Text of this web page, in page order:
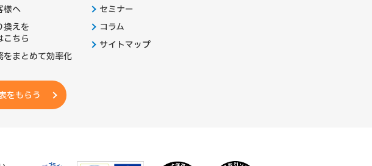
様へ
換えを
こちら
をまとめて効率化
セミナー
コラム
サイトマップ
をもらう